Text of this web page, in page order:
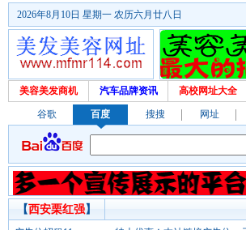
2026年8月10日 星期一 农历六月廿八日
美容美发商机 汽车品牌资讯 高校网址大全
谷歌 百度 搜搜 网址
【西安栗红强】